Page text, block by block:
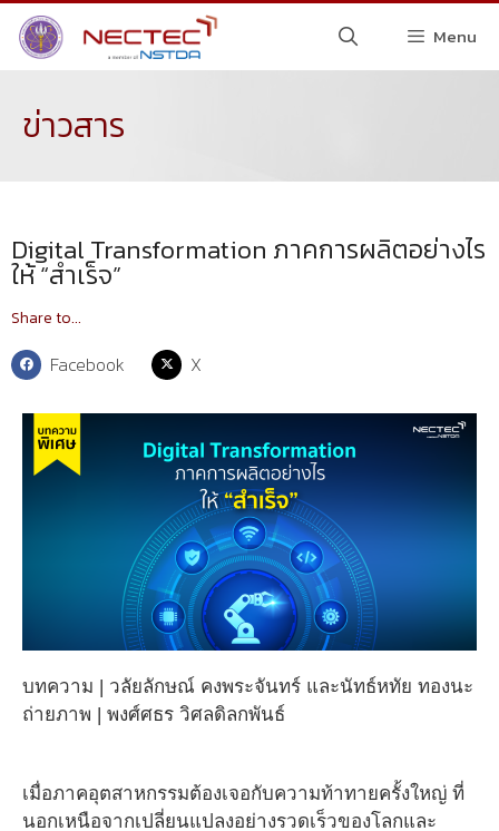
Menu
ข่าวสาร
Digital Transformation ภาคการผลิตอย่างไร
ให้ “สำเร็จ”
Share to...
Facebook X
บทความ | วลัยลักษณ์ คงพระจันทร์ และนัทธ์หทัย ทองนะ
ถ่ายภาพ | พงศ์ศธร วิศลดิลกพันธ์
เมื่อภาคอุตสาหกรรมต้องเจอกับความท้าทายครั้งใหญ่ ที่
นอกเหนือจากเปลี่ยนแปลงอย่างรวดเร็วของโลกและ